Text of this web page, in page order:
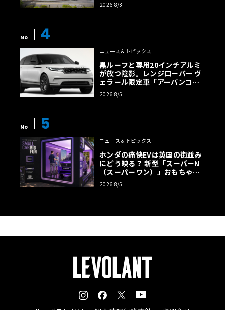
2026 8/3
No 4
ニュース＆トピックス
黒ルーフと専用20インチアルミ
が放つ陰影。レンジローバー ヴ
ェラール限定車「アーバンコン
トラスト・エディション」登場
2026 8/5
No 5
ニュース＆トピックス
ホンダの痛快EVは英国の街並み
にどう映る？ 新型「スーパーN
（スーパーワン）」おもちゃ箱
ツアーの全貌
2026 8/5